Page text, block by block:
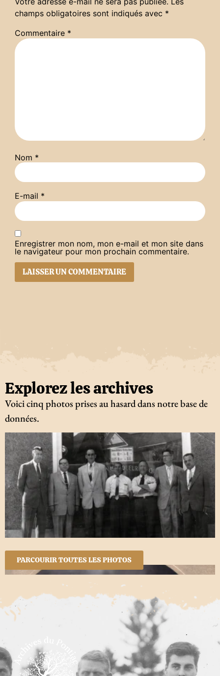
champs obligatoires sont indiqués avec *
Commentaire *
Nom *
E-mail *
Enregistrer mon nom, mon e-mail et mon site dans
le navigateur pour mon prochain commentaire.
Explorez les archives
Voici cinq photos prises au hasard dans notre base de
données.
PARCOURIR TOUTES LES PHOTOS